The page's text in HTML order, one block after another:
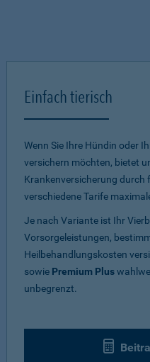
Einfach tierisch
Wenn Sie Ihre Hündin oder
versichern möchten, bietet
Krankenversicherung durch
verschiedene Tarife
Je nach Variante ist Ihr
Vorsorgeleistungen,
Heilbehandlungskosten
sowie Premium Plus
unbegrenzt.